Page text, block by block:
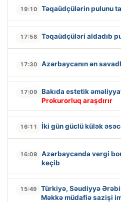
19:10 Təqaüdçülərin pulunu
17:58 Təqaüdçüləri aldadıb
17:30 Azərbaycanın ən
17:09 Bakıda estetik
Prokurorluq araşdırır
16:11 İki gün güclü külək
16:09
Azərbaycanda vergi
keçib
15:49
Türkiyə, Səudiyyə
Məkkə müdafiə sazişi